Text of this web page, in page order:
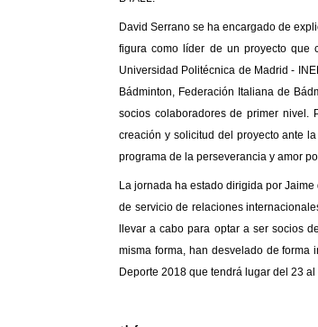
David Serrano se ha encargado de
figura como líder de un proyecto que
Universidad Politécnica de Madrid -
Bádminton, Federación Italiana de
socios colaboradores de primer nivel.
creación y solicitud del proyecto ante
programa de la perseverancia y amor
La jornada ha estado dirigida por
de servicio de relaciones
llevar a cabo para optar a ser socios
misma forma, han desvelado de forma
Deporte 2018 que tendrá lugar del 23